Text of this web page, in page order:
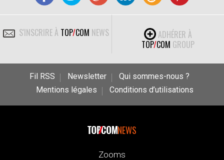
S'INSCRIRE À TOP/COM NEWS
ADHÉRER À
TOP/COM GROUP
Fil RSS Newsletter
Qui sommes-nous ?
Mentions légales
Conditions d’utilisations
NEWS
Zooms